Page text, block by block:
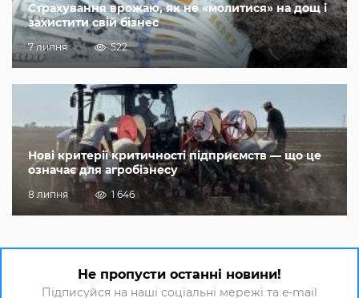
Страхування врожаю, як не «молитися» на дощ і
захистити свій бізнес
7 липня 522
Нові критерії критичності підприємств — що це
означає для агробізнесу
8 липня 1 646
Не пропусти останні новини!
Підписуйся на наші соціальні мережі та e-mail